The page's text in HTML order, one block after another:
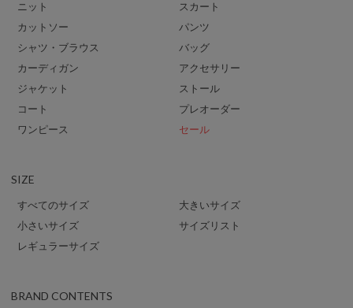
ニット
カットソー
シャツ・ブラウス
カーディガン
ジャケット
コート
ワンピース
スカート
パンツ
バッグ
アクセサリー
ストール
プレオーダー
セール
SIZE
すべてのサイズ
小さいサイズ
レギュラーサイズ
大きいサイズ
サイズリスト
BRAND CONTENTS